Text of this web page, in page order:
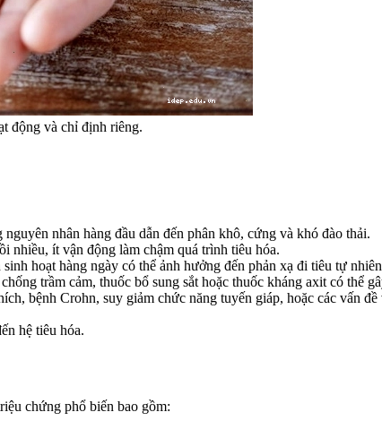
động và chỉ định riêng.
nhân hàng đầu dẫn đến phân khô, cứng và khó đào thải.
nhiều, ít vận động làm chậm quá trình tiêu hóa.
hoạt hàng ngày có thể ảnh hưởng đến phản xạ đi tiêu tự
trầm cảm, thuốc bổ sung sắt hoặc thuốc kháng axit có thể
bệnh Crohn, suy giảm chức năng tuyến giáp, hoặc các vấn
hệ tiêu hóa.
chứng phổ biến bao gồm: